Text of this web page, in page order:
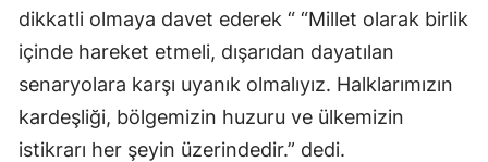
dikkatli olmaya davet ederek “ “Millet olarak birlik
içinde hareket etmeli, dışarıdan dayatılan
senaryolara karşı uyanık olmalıyız. Halklarımızın
kardeşliği, bölgemizin huzuru ve ülkemizin
istikrarı her şeyin üzerindedir.” dedi.